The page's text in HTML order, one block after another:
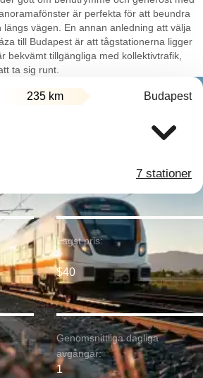
är perfekta för att beundra
vägen. En annan anledning att välja
till Budapest är att tågstationerna ligger
bekvämt tillgängliga med kollektivtrafik,
ta sig runt.
235 km Budapest
7 stationer
Lägst pris:
$40
Genomsnittliga dagliga
avgångar:
1